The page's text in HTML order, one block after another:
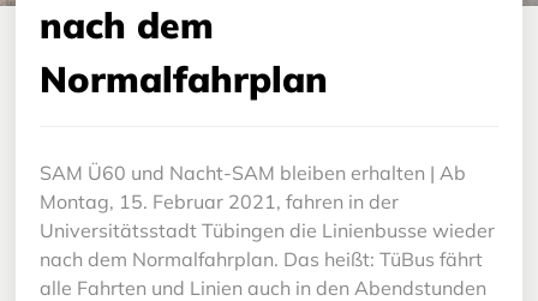
nach dem
Normalfahrplan
SAM Ü60 und Nacht-SAM bleiben erhalten | Ab
Montag, 15. Februar 2021, fahren in der
Universitätsstadt Tübingen die Linienbusse wieder
nach dem Normalfahrplan. Das heißt: TüBus fährt
alle Fahrten und Linien auch in den Abendstunden